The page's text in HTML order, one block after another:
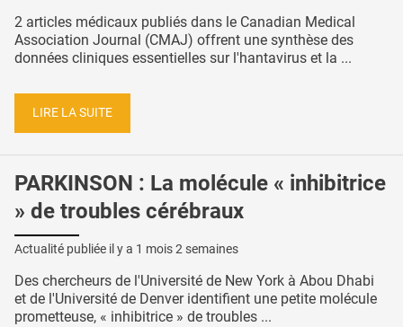
2 articles médicaux publiés dans le Canadian Medical
Association Journal (CMAJ) offrent une synthèse des
données cliniques essentielles sur l'hantavirus et la ...
LIRE LA SUITE
PARKINSON : La molécule « inhibitrice
» de troubles cérébraux
Actualité publiée il y a 1 mois 2 semaines
Des chercheurs de l'Université de New York à Abou Dhabi
et de l'Université de Denver identifient une petite molécule
prometteuse, « inhibitrice » de troubles ...